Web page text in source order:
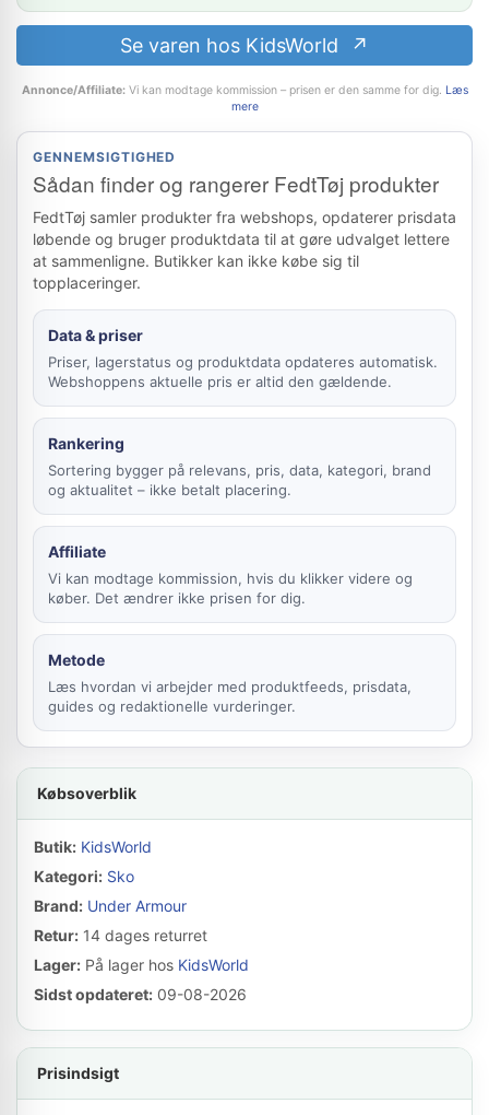
Se varen hos KidsWorld
Annonce/Affiliate:Vi kan modtage kommission – prisen er den samme for dig. Læs
mere
GENNEMSIGTIGHED
Sådan finder og rangerer FedtTøj produkter
FedtTøj samler produkter fra webshops, opdaterer prisdata
løbende og bruger produktdata til at gøre udvalget lettere
at sammenligne. Butikker kan ikke købe sig til
topplaceringer.
Data & priser
Priser, lagerstatus og produktdata opdateres automatisk.
Webshoppens aktuelle pris er altid den gældende.
Rankering
Sortering bygger på relevans, pris, data, kategori, brand
og aktualitet – ikke betalt placering.
Affiliate
Vi kan modtage kommission, hvis du klikker videre og
køber. Det ændrer ikke prisen for dig.
Metode
Læs hvordan vi arbejder med produktfeeds, prisdata,
guides og redaktionelle vurderinger.
Købsoverblik
Butik: KidsWorld
Kategori: Sko
Brand: Under Armour
Retur: 14 dages returret
Lager: På lager hos KidsWorld
Sidst opdateret: 09-08-2026
Prisindsigt